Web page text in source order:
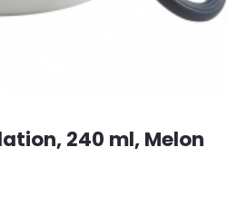
240 ml, Melon